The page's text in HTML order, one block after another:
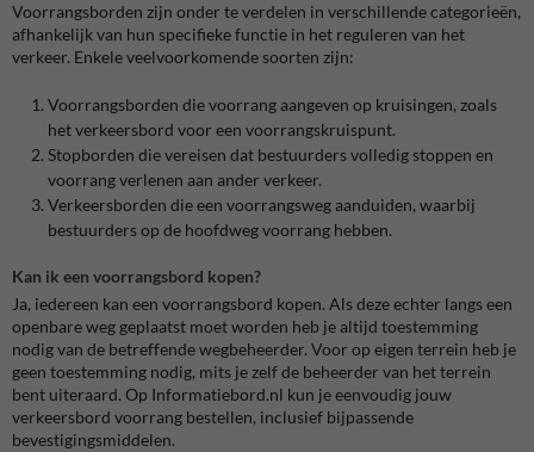
Voorrangsborden zijn onder te verdelen in verschillende categorieën,
afhankelijk van hun specifieke functie in het reguleren van het
verkeer. Enkele veelvoorkomende soorten zijn:
Voorrangsborden die voorrang aangeven op kruisingen, zoals
het verkeersbord voor een voorrangskruispunt.
Stopborden die vereisen dat bestuurders volledig stoppen en
voorrang verlenen aan ander verkeer.
Verkeersborden die een voorrangsweg aanduiden, waarbij
bestuurders op de hoofdweg voorrang hebben.
Kan ik een voorrangsbord kopen?
Ja, iedereen kan een voorrangsbord kopen. Als deze echter langs een
openbare weg geplaatst moet worden heb je altijd toestemming
nodig van de betreffende wegbeheerder. Voor op eigen terrein heb je
geen toestemming nodig, mits je zelf de beheerder van het terrein
bent uiteraard. Op Informatiebord.nl kun je eenvoudig jouw
verkeersbord voorrang bestellen, inclusief bijpassende
bevestigingsmiddelen.